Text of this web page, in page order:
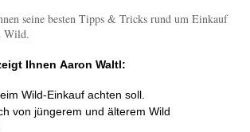
seine besten Tipps & Tricks rund um Einkauf
Wild.
Ihnen Aaron Waltl:
Wild-Einkauf achten soll.
von jüngerem und älterem Wild